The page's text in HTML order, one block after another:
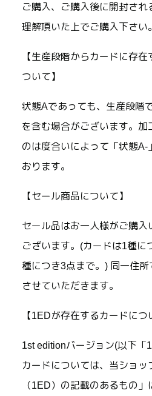
ご購入、ご購入後に開封され
理解頂いた上でご購入下さい。
【生産段階からカードに存
ついて】
状態Aであっても、生産段階
を含む場合がございます。加
のは度合いによって「状態A-
おります。
【セール商品について】
セール品はお一人様がご購入
ございます。(カードは1種に
種につき3点まで。) 同一住
させていただきます。
【1EDが存在するカードにつ
1st editionバージョン(以下「
カードについては、当ショッ
（1ED）の記載のあるもの」